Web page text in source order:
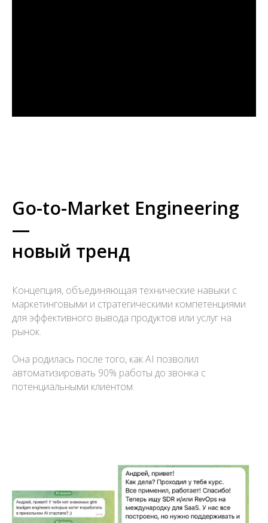
Go-to-Market Engineering
—
новый тренд
Концепция, объединяющая технические навыки с
маркетинговыми и стратегическими компетенциями
для эффективного вывода продуктов или услуг на
рынок.
Она родилась после того, как AI позволил
автоматизировать 90% работы до звонка с
потенциальными клиентом.